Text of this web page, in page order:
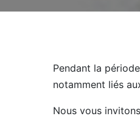
Pendant la
notamment liés
Nous vous